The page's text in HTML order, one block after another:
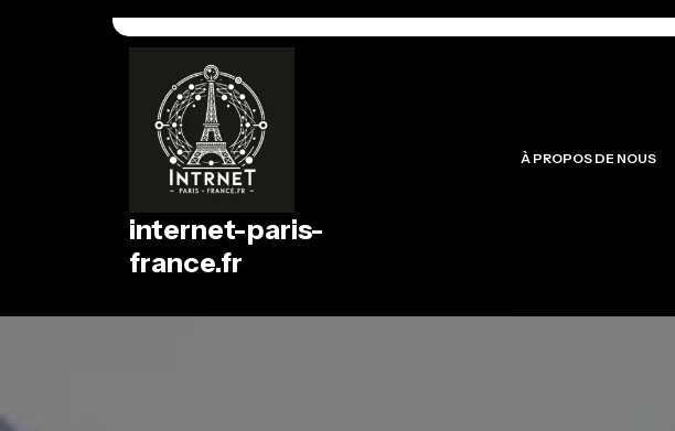
internet-paris-
france.fr
À PROPOS DE NOUS